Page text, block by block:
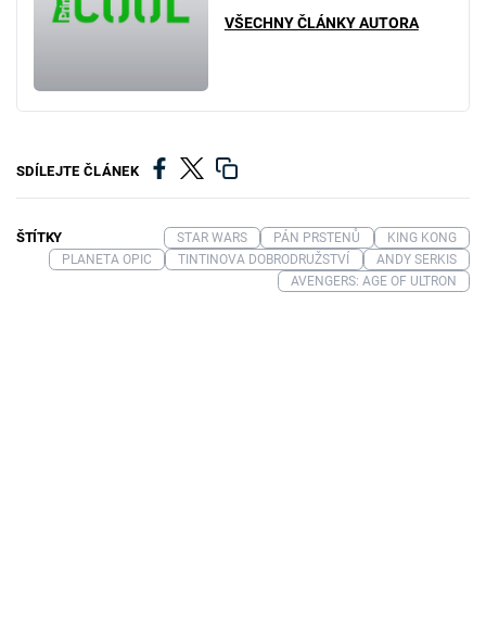
VŠECHNY ČLÁNKY AUTORA
SDÍLEJTE ČLÁNEK
ŠTÍTKY STAR WARS PÁN PRSTENŮ
KING KONG
PLANETA OPIC
TINTINOVA DOBRODRUŽSTVÍ
ANDY SERKIS
AVENGERS: AGE OF ULTRON